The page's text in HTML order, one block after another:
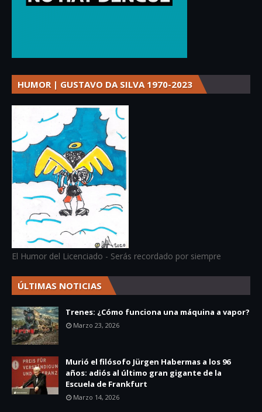
HUMOR | GUSTAVO DA SILVA 1970-2023
El Humor del Licenciado - Serás recordado por siempre
ÚLTIMAS NOTICIAS
Trenes: ¿Cómo funciona una máquina a vapor?
Marzo 23, 2026
Murió el filósofo Jürgen Habermas a los 96
años: adiós al último gran gigante de la
Escuela de Frankfurt
Marzo 14, 2026